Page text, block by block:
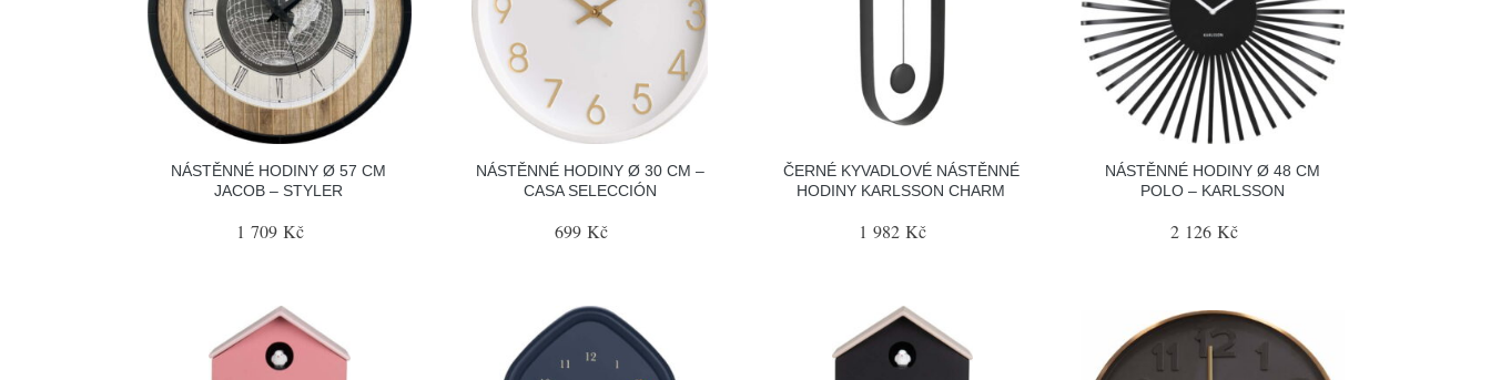
NÁSTĚNNÉ HODINY Ø 57 CM
JACOB – STYLER
1 709 Kč
NÁSTĚNNÉ HODINY Ø 30 CM –
CASA SELECCIÓN
699 Kč
ČERNÉ KYVADLOVÉ NÁSTĚNNÉ
HODINY KARLSSON CHARM
1 982 Kč
NÁSTĚNNÉ HODINY Ø 48 CM
POLO – KARLSSON
2 126 Kč